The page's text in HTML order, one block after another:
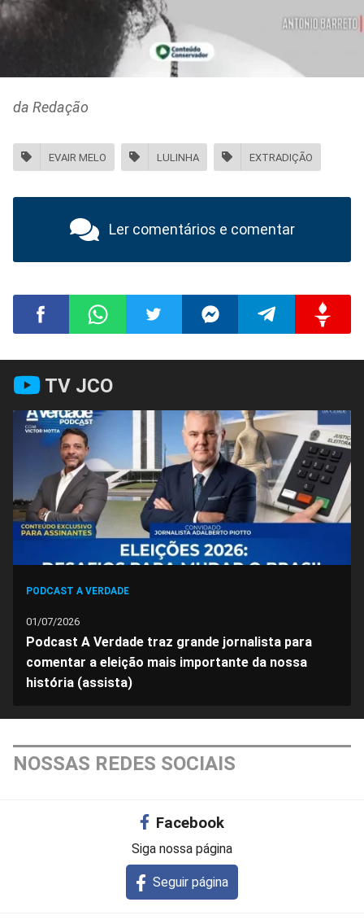
da Redação
EVAIR MELO LULINHA EXTRADIÇÃO
Ler comentários e comentar
Compartilhar
no
Facebook
no
Whatsapp
no
Twitter
no
Messenger
no
Telegram
no
Gettr
TV JCO
PODCAST A VERDADE
01/07/2026
Podcast A Verdade traz grande jornalista para
comentar a eleição mais importante da nossa
história (assista)
NOSSAS REDES SOCIAIS
Facebook
Siga nossa página
Seguir página